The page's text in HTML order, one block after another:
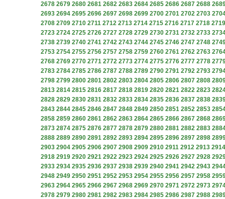
2678 2679 2680 2681 2682 2683 2684 2685 2686 2687 2688
2693 2694 2695 2696 2697 2698 2699 2700 2701 2702 2703
2708 2709 2710 2711 2712 2713 2714 2715 2716 2717 2718 2719
2723 2724 2725 2726 2727 2728 2729 2730 2731 2732 2733
2738 2739 2740 2741 2742 2743 2744 2745 2746 2747 2748
2753 2754 2755 2756 2757 2758 2759 2760 2761 2762 2763
2768 2769 2770 2771 2772 2773 2774 2775 2776 2777 2778
2783 2784 2785 2786 2787 2788 2789 2790 2791 2792 2793
2798 2799 2800 2801 2802 2803 2804 2805 2806 2807 2808
2813 2814 2815 2816 2817 2818 2819 2820 2821 2822 2823
2828 2829 2830 2831 2832 2833 2834 2835 2836 2837 2838
2843 2844 2845 2846 2847 2848 2849 2850 2851 2852 2853
2858 2859 2860 2861 2862 2863 2864 2865 2866 2867 2868
2873 2874 2875 2876 2877 2878 2879 2880 2881 2882 2883
2888 2889 2890 2891 2892 2893 2894 2895 2896 2897 2898
2903 2904 2905 2906 2907 2908 2909 2910 2911 2912 2913 2914
2918 2919 2920 2921 2922 2923 2924 2925 2926 2927 2928
2933 2934 2935 2936 2937 2938 2939 2940 2941 2942 2943
2948 2949 2950 2951 2952 2953 2954 2955 2956 2957 2958
2963 2964 2965 2966 2967 2968 2969 2970 2971 2972 2973
2978 2979 2980 2981 2982 2983 2984 2985 2986 2987 2988